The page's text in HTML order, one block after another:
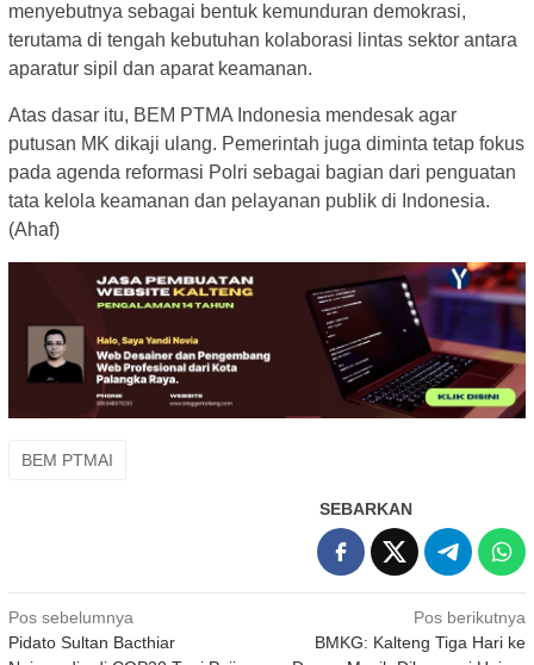
menyebutnya sebagai bentuk kemunduran demokrasi,
terutama di tengah kebutuhan kolaborasi lintas sektor antara
aparatur sipil dan aparat keamanan.
Atas dasar itu, BEM PTMA Indonesia mendesak agar
putusan MK dikaji ulang. Pemerintah juga diminta tetap fokus
pada agenda reformasi Polri sebagai bagian dari penguatan
tata kelola keamanan dan pelayanan publik di Indonesia.
(Ahaf)
BEM PTMAI
SEBARKAN
Navigasi
pos
Pos sebelumnya
Pidato Sultan Bacthiar
Pos berikutnya
BMKG: Kalteng Tiga Hari ke